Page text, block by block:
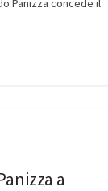
Panizza concede il
a